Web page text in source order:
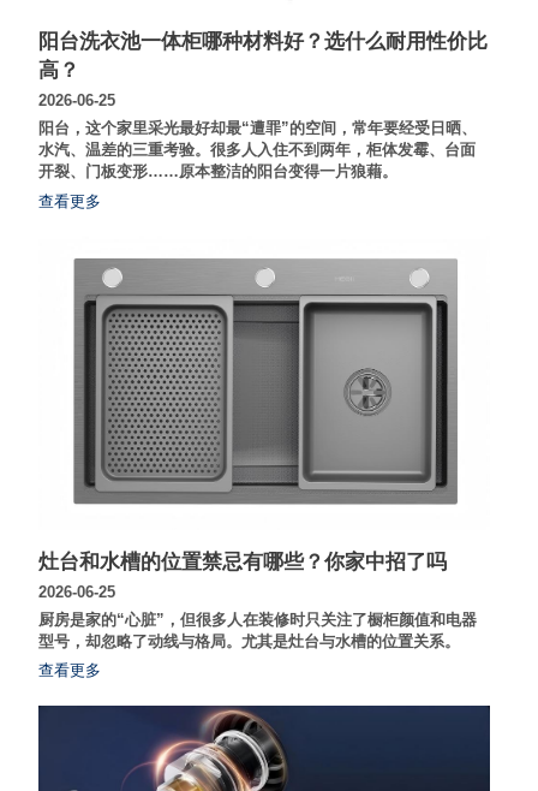
阳台洗衣池一体柜哪种材料好？选什么耐用性价比
高？
2026-06-25
阳台，这个家里采光最好却最“遭罪”的空间，常年要经受日晒、
水汽、温差的三重考验。很多人入住不到两年，柜体发霉、台面
开裂、门板变形……原本整洁的阳台变得一片狼藉。
查看更多
灶台和水槽的位置禁忌有哪些？你家中招了吗
2026-06-25
厨房是家的“心脏”，但很多人在装修时只关注了橱柜颜值和电器
型号，却忽略了动线与格局。尤其是灶台与水槽的位置关系。
查看更多